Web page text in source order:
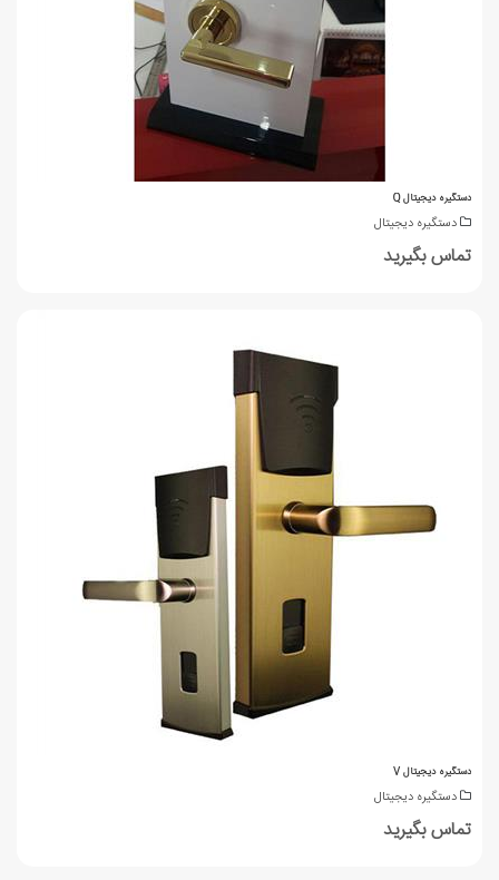
دستگیره دیجیتال Q
دستگیره دیجیتال
تماس بگیرید
دستگیره دیجیتال V
دستگیره دیجیتال
تماس بگیرید